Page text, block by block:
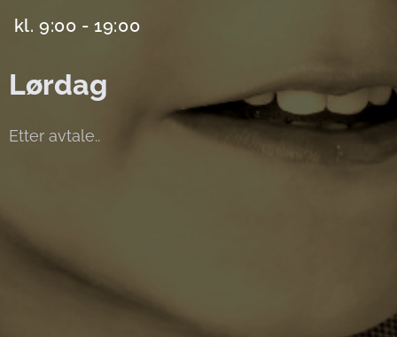
kl. 9:00 - 19:00
Lørdag
Etter avtale..